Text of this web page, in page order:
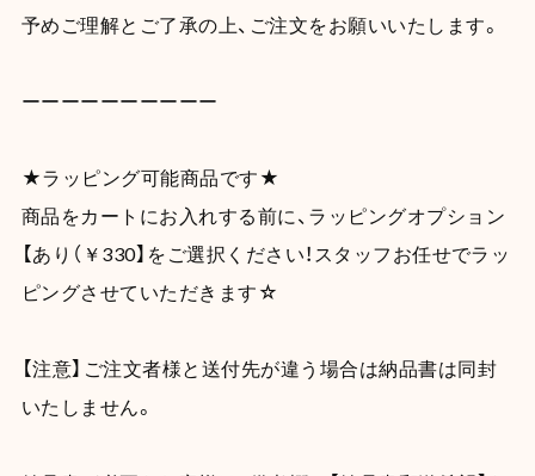
予めご理解とご了承の上、ご注文をお願いいたします。
ーーーーーーーーーー
★ラッピング可能商品です★
商品をカートにお入れする前に、ラッピングオプション
【あり（￥330】をご選択ください！スタッフお任せでラッ
ピングさせていただきます☆
【注意】ご注文者様と送付先が違う場合は納品書は同封
いたしません。